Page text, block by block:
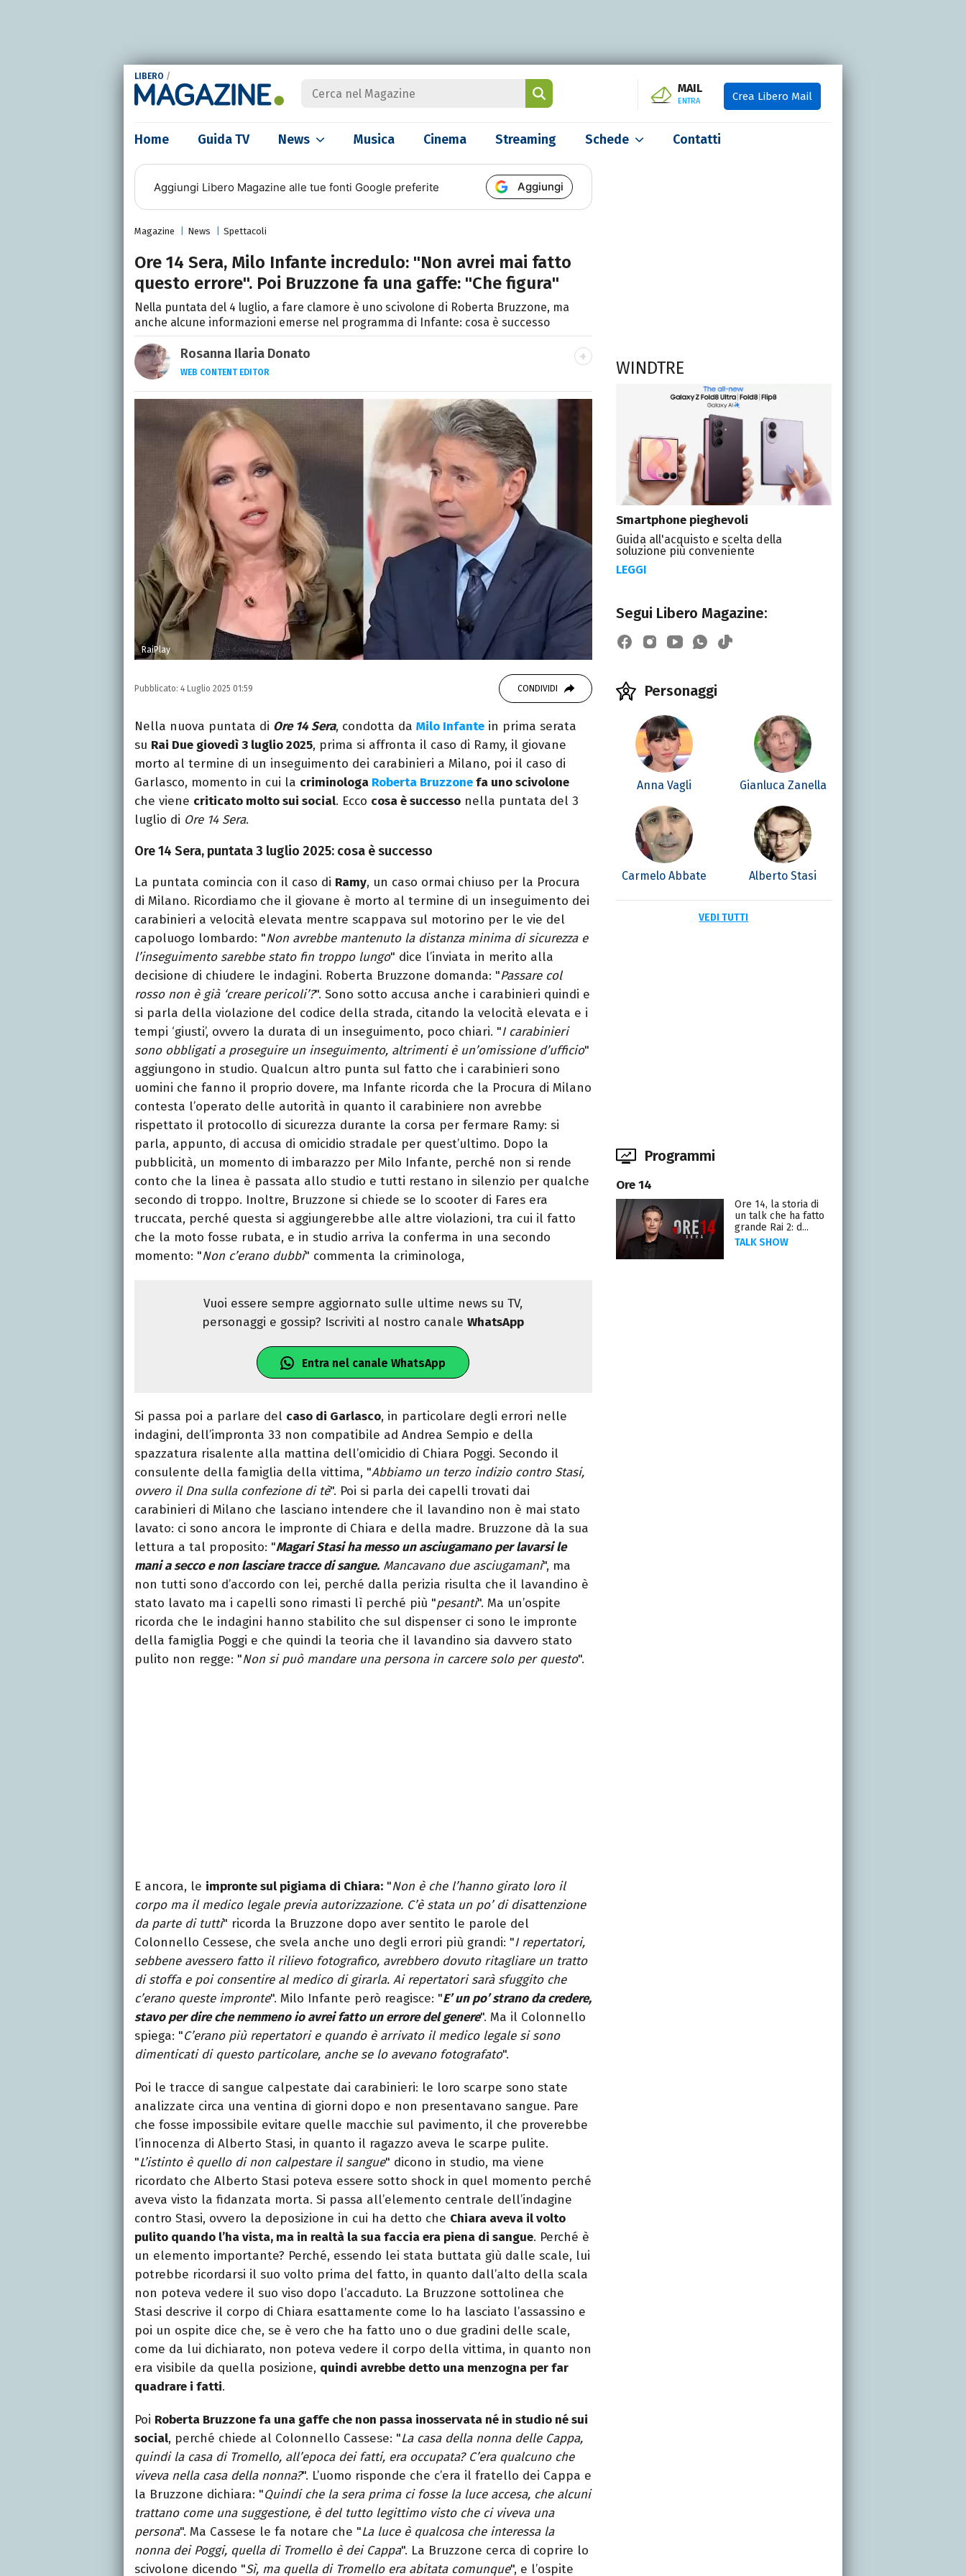
LIBERO /
MAIL
ENTRA Crea Libero Mail
Home Guida TV News Musica Cinema Streaming Schede Contatti
Aggiungi Libero Magazine alle tue fonti Google preferite Aggiungi
Magazine News Spettacoli
Ore 14 Sera, Milo Infante incredulo: "Non avrei mai fatto
questo errore". Poi Bruzzone fa una gaffe: "Che figura"
Nella puntata del 4 luglio, a fare clamore è uno scivolone di Roberta Bruzzone, ma
anche alcune informazioni emerse nel programma di Infante: cosa è successo
Rosanna Ilaria Donato
WEB CONTENT EDITOR
Laureata in Linguaggi dei Media, mi dedico al mondo
dell’intrattenimento da 10 anni. Ho lavorato come web content editor
freelance per diverse testate.
RaiPlay
Pubblicato: 4 Luglio 2025 01:59 CONDIVIDI
Nella nuova puntata di Ore 14 Sera, condotta da Milo Infante in prima serata
su Rai Due giovedì 3 luglio 2025, prima si affronta il caso di Ramy, il giovane
morto al termine di un inseguimento dei carabinieri a Milano, poi il caso di
Garlasco, momento in cui la criminologa Roberta Bruzzonefa uno scivolone
che viene criticato molto sui social. Ecco cosa è successo nella puntata del 3
luglio di Ore 14 Sera.
Ore 14 Sera, puntata 3 luglio 2025: cosa è successo
La puntata comincia con il caso di Ramy, un caso ormai chiuso per la Procura
di Milano. Ricordiamo che il giovane è morto al termine di un inseguimento dei
carabinieri a velocità elevata mentre scappava sul motorino per le vie del
capoluogo lombardo: "Non avrebbe mantenuto la distanza minima di sicurezza e
l’inseguimento sarebbe stato fin troppo lungo" dice l’inviata in merito alla
decisione di chiudere le indagini. Roberta Bruzzone domanda: "Passare col
rosso non è già ‘creare pericoli’?". Sono sotto accusa anche i carabinieri quindi e
si parla della violazione del codice della strada, citando la velocità elevata e i
tempi ‘giusti’, ovvero la durata di un inseguimento, poco chiari. "I carabinieri
sono obbligati a proseguire un inseguimento, altrimenti è un’omissione d’ufficio"
aggiungono in studio. Qualcun altro punta sul fatto che i carabinieri sono
uomini che fanno il proprio dovere, ma Infante ricorda che la Procura di Milano
contesta l’operato delle autorità in quanto il carabiniere non avrebbe
rispettato il protocollo di sicurezza durante la corsa per fermare Ramy: si
parla, appunto, di accusa di omicidio stradale per quest’ultimo. Dopo la
pubblicità, un momento di imbarazzo per Milo Infante, perché non si rende
conto che la linea è passata allo studio e tutti restano in silenzio per qualche
secondo di troppo. Inoltre, Bruzzone si chiede se lo scooter di Fares era
truccata, perché questa si aggiungerebbe alle altre violazioni, tra cui il fatto
che la moto fosse rubata, e in studio arriva la conferma in una secondo
momento: "Non c’erano dubbi" commenta la criminologa,
Vuoi essere sempre aggiornato sulle ultime news su TV,
personaggi e gossip? Iscriviti al nostro canaleWhatsApp
Entra nel canale WhatsApp
Si passa poi a parlare del caso di Garlasco, in particolare degli errori nelle
indagini, dell’impronta 33 non compatibile ad Andrea Sempio e della
spazzatura risalente alla mattina dell’omicidio di Chiara Poggi. Secondo il
consulente della famiglia della vittima, "Abbiamo un terzo indizio contro Stasi,
ovvero il Dna sulla confezione di tè". Poi si parla dei capelli trovati dai
carabinieri di Milano che lasciano intendere che il lavandino non è mai stato
lavato: ci sono ancora le impronte di Chiara e della madre. Bruzzone dà la sua
lettura a tal proposito: "Magari Stasi ha messo un asciugamano per lavarsi le
mani a secco e non lasciare tracce di sangue. Mancavano due asciugamani", ma
non tutti sono d’accordo con lei, perché dalla perizia risulta che il lavandino è
stato lavato ma i capelli sono rimasti lì perché più "pesanti". Ma un’ospite
ricorda che le indagini hanno stabilito che sul dispenser ci sono le impronte
della famiglia Poggi e che quindi la teoria che il lavandino sia davvero stato
pulito non regge: "Non si può mandare una persona in carcere solo per questo".
E ancora, le impronte sul pigiama di Chiara: "Non è che l’hanno girato loro il
corpo ma il medico legale previa autorizzazione. C’è stata un po’ di disattenzione
da parte di tutti" ricorda la Bruzzone dopo aver sentito le parole del
Colonnello Cessese, che svela anche uno degli errori più grandi: "I repertatori,
sebbene avessero fatto il rilievo fotografico, avrebbero dovuto ritagliare un tratto
di stoffa e poi consentire al medico di girarla. Ai repertatori sarà sfuggito che
c’erano queste impronte". Milo Infante però reagisce: "E’ un po’ strano da credere,
stavo per dire che nemmeno io avrei fatto un errore del genere". Ma il Colonnello
spiega: "C’erano più repertatori e quando è arrivato il medico legale si sono
dimenticati di questo particolare, anche se lo avevano fotografato".
Poi le tracce di sangue calpestate dai carabinieri: le loro scarpe sono state
analizzate circa una ventina di giorni dopo e non presentavano sangue. Pare
che fosse impossibile evitare quelle macchie sul pavimento, il che proverebbe
l’innocenza di Alberto Stasi, in quanto il ragazzo aveva le scarpe pulite.
"L’istinto è quello di non calpestare il sangue" dicono in studio, ma viene
ricordato che Alberto Stasi poteva essere sotto shock in quel momento perché
aveva visto la fidanzata morta. Si passa all’elemento centrale dell’indagine
contro Stasi, ovvero la deposizione in cui ha detto che Chiara aveva il volto
pulito quando l’ha vista, ma in realtà la sua faccia era piena di sangue. Perché è
un elemento importante? Perché, essendo lei stata buttata giù dalle scale, lui
potrebbe ricordarsi il suo volto prima del fatto, in quanto dall’alto della scala
non poteva vedere il suo viso dopo l’accaduto. La Bruzzone sottolinea che
Stasi descrive il corpo di Chiara esattamente come lo ha lasciato l’assassino e
poi un ospite dice che, se è vero che ha fatto uno o due gradini delle scale,
come da lui dichiarato, non poteva vedere il corpo della vittima, in quanto non
era visibile da quella posizione, quindi avrebbe detto una menzogna per far
quadrare i fatti.
Poi Roberta Bruzzone fa una gaffe che non passa inosservata né in studio né sui
social, perché chiede al Colonnello Cassese: "La casa della nonna delle Cappa,
quindi la casa di Tromello, all’epoca dei fatti, era occupata? C’era qualcuno che
viveva nella casa della nonna?". L’uomo risponde che c’era il fratello dei Cappa e
la Bruzzone dichiara: "Quindi che la sera prima ci fosse la luce accesa, che alcuni
trattano come una suggestione, è del tutto legittimo visto che ci viveva una
persona". Ma Cassese le fa notare che "La luce è qualcosa che interessa la
nonna dei Poggi, quella di Tromello è dei Cappa". La Bruzzone cerca di coprire lo
scivolone dicendo "Sì, ma quella di Tromello era abitata comunque", e l’ospite
WINDTRE
Smartphone pieghevoli
Guida all'acquisto e scelta della
soluzione più conveniente
LEGGI
Segui Libero Magazine:
Personaggi
Anna Vagli Gianluca Zanella
Carmelo Abbate Alberto Stasi
VEDI TUTTI
Programmi
Ore 14
Ore 14, la storia di
un talk che ha fatto
grande Rai 2: d...
TALK SHOW